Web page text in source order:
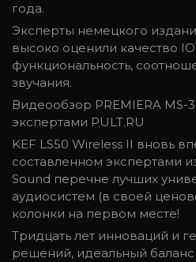
года.
Эксперты немецкого
высоко оценили качество
функциональность,
звучания.
Видеообзор PREMIERA MS-
экспертами PULT.RU
KEF LS50 Wireless II вновь
составленном экспертами
Sound перечне лучших
аудиосистем (в своей
колонки на первом месте!
Тридцать лет инноваций и
решений, идеальный